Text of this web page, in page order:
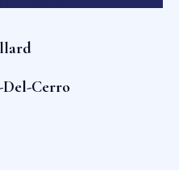
Cerro